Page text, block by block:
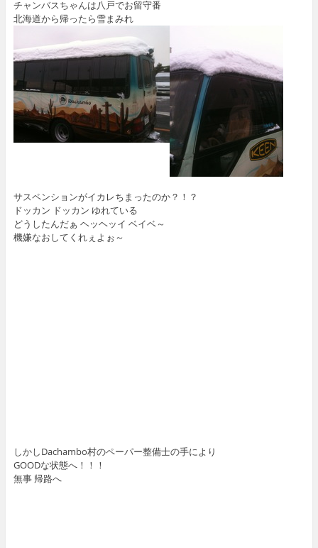
チャンバスちゃんは八戸でお留守番
北海道から帰ったら雪まみれ
サスペンションがイカレちまったのか？！？
ドッカン ドッカン ゆれている
どうしたんだぁ ヘッヘッイ ベイベ～
機嫌なおしてくれぇよぉ～
しかしDachambo村のペーパー整備士の手により
GOODな状態へ！！！
無事 帰路へ